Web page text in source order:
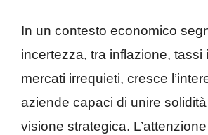
In un contesto economico
incertezza, tra inflazione, tassi
mercati irrequieti, cresce
aziende capaci di unire
visione strategica.